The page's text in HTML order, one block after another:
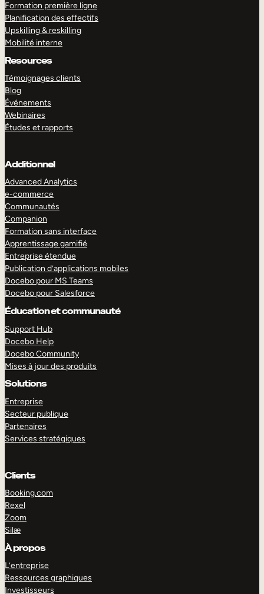
Formation première ligne
Planification des effectifs
Upskilling & reskilling
Mobilité interne
Resources
Témoignages clients
Blog
Événements
Webinaires
Études et rapports
Additionnel
Advanced Analytics
e-commerce
Communautés
Companion
Formation sans interface
Apprentissage gamifié
Entreprise étendue
Publication d’applications mobiles
Docebo pour MS Teams
Docebo pour Salesforce
Éducation et communauté
Support Hub
Docebo Help
Docebo Community
Mises à jour des produits
Solutions
Entreprise
Secteur publique
Partenaires
Services stratégiques
Clients
Booking.com
Rexel
Zoom
Silæ
À propos
L’entreprise
Ressources graphiques
Investisseurs